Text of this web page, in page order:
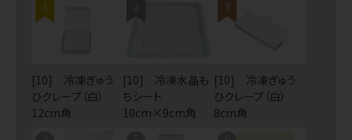
1
[10] 冷凍ぎゅう
ひクレープ（白）
12cm角
[10] 冷凍水晶も
ちシート
10cm×9cm角
3
[10] 冷凍ぎゅう
ひクレープ（白）
8cm角